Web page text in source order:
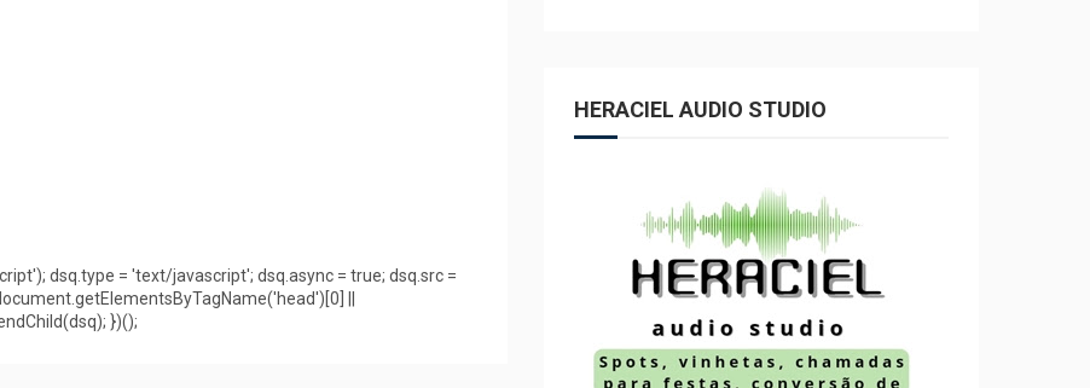
dsq.type = 'text/javascript'; dsq.async = true; dsq.src =
||
})();
HERACIEL AUDIO STUDIO